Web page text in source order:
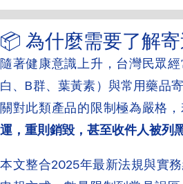
📦 為什麼需要了解寄
隨著健康意識上升，台灣民眾
白、B群、葉黃素）與常用藥品
關對此類產品的限制極為嚴格，
運，重則銷毀，甚至收件人被列
本文整合2025年最新法規與實務